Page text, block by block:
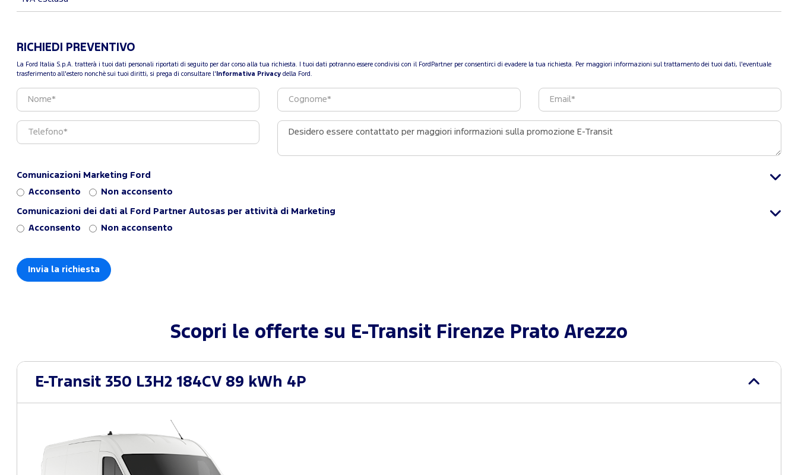
RICHIEDI PREVENTIVO
La Ford Italia S.p.A. tratterà i tuoi dati personali riportati di seguito per dar corso alla tua richiesta. I tuoi dati potranno essere condivisi con il FordPartner per consentirci di evadere la tua richiesta. Per maggiori informazioni sul trattamento dei tuoi dati, l'eventuale
trasferimento all'estero nonchè sui tuoi diritti, si prega di consultare l' Informativa Privacy della Ford.
Comunicazioni Marketing Ford
Acconsento Non acconsento
Comunicazioni dei dati al Ford Partner Autosas per attività di Marketing
Acconsento Non acconsento
Scopri le offerte su E-Transit Firenze Prato Arezzo
E-Transit 350 L3H2 184CV 89 kWh 4P